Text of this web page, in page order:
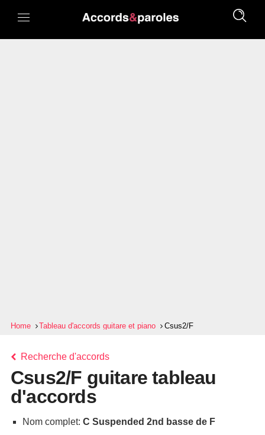
Home Tableau d'accords guitare et piano Csus2/F
Recherche d'accords
Csus2/F guitare tableau
d'accords
Nom complet: C Suspended 2nd basse de F